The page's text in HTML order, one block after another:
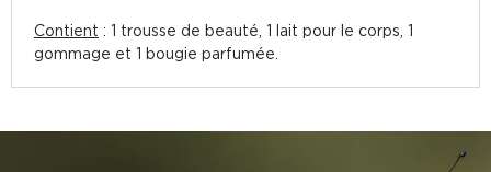
Contient : 1 trousse de beauté, 1 lait pour le corps, 1
gommage et 1 bougie parfumée.